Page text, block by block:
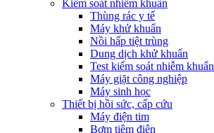
Kiểm soát nhiễm khuẩn
Thùng rác y tế
Máy khử khuẩn
Nồi hấp tiệt trùng
Dung dịch khử khuẩn
Test kiểm soát nhiễm khuẩn
Máy giặt công nghiệp
Máy sinh học
Thiết bị hồi sức, cấp cứu
Máy điện tim
Bơm tiêm điện